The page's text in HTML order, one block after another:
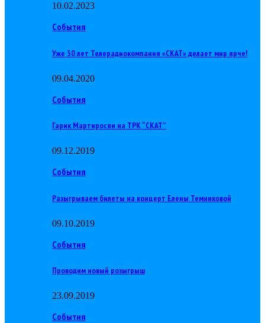
10.02.2023
События
Уже 30 лет Телерадиокомпания «СКАТ» делает мир ярче!
09.04.2020
События
Гарик Мартиросян на ТРК “СКАТ”
09.12.2019
События
Разыгрываем билеты на концерт Елены Темниковой
09.10.2019
События
Проводим новый розыгрыш
23.09.2019
События